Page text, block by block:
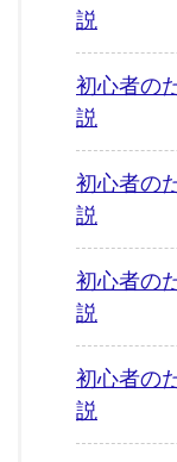
説
初心者の
説
初心者の
説
初心者の
説
初心者の
説